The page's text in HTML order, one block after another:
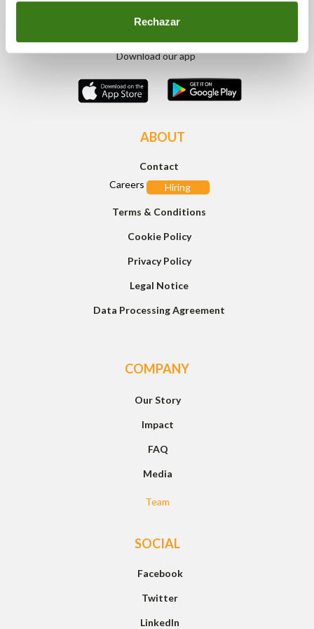
Rechazar
Download our app
ABOUT
Contact
Careers
Hiring
Terms & Conditions
Cookie Policy
Privacy Policy
Legal Notice
Data Processing Agreement
COMPANY
Our Story
Impact
FAQ
Media
Team
SOCIAL
Facebook
Twitter
LinkedIn